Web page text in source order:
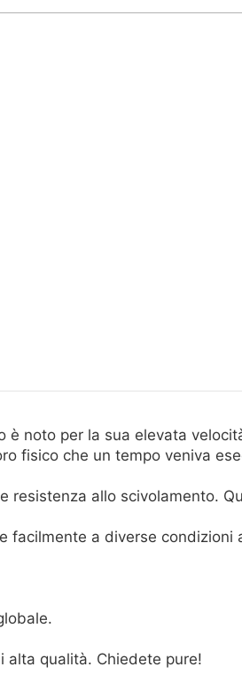
è noto per la sua elevata
fisico che un tempo veniva
resistenza allo scivolamento.
facilmente a diverse condizioni
alta qualità. Chiedete pure!